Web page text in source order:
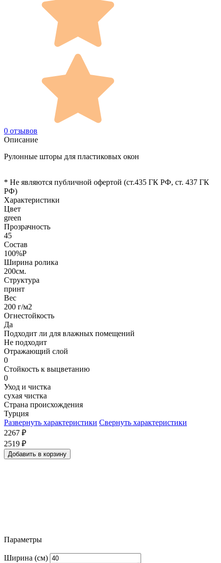
0 отзывов
Описание
Рулонные шторы для пластиковых окон
* Не являются публичной офертой (ст.435 ГК РФ, cт. 437 ГК
РФ)
Характеристики
Цвет
green
Прозрачность
45
Состав
100%P
Ширина ролика
200см.
Структура
принт
Вес
200 г/м2
Огнестойкость
Да
Подходит ли для влажных помещений
Не подходит
Отражающий слой
0
Стойкость к выцветанию
0
Уход и чистка
сухая чистка
Страна происхождения
Турция
Развернуть характеристики Свернуть характеристики
2267 ₽
2519 ₽
Добавить в корзину
Параметры
Ширина (см)